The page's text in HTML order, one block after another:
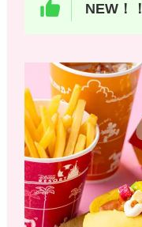
NEW！！